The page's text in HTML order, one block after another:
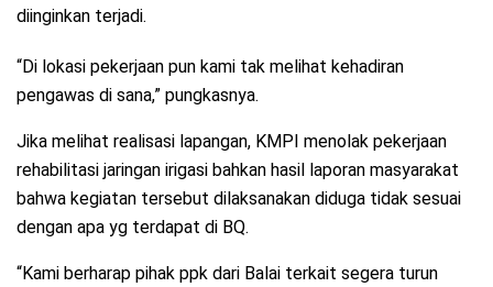
diinginkan terjadi.
“Di lokasi pekerjaan pun kami tak melihat kehadiran
pengawas di sana,” pungkasnya.
Jika melihat realisasi lapangan, KMPI menolak pekerjaan
rehabilitasi jaringan irigasi bahkan hasil laporan masyarakat
bahwa kegiatan tersebut dilaksanakan diduga tidak sesuai
dengan apa yg terdapat di BQ.
“Kami berharap pihak ppk dari Balai terkait segera turun